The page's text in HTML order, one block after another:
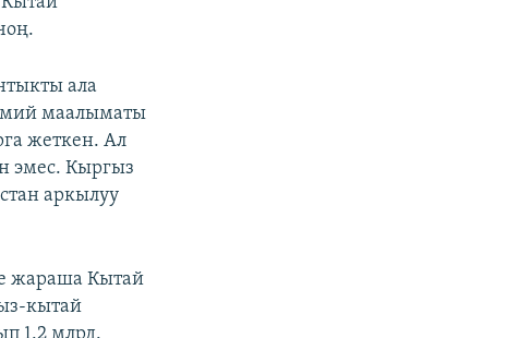
ала
маалыматы
жеткен. Ал
эмес. Кыргыз
аркылуу
жараша Кытай
кытай